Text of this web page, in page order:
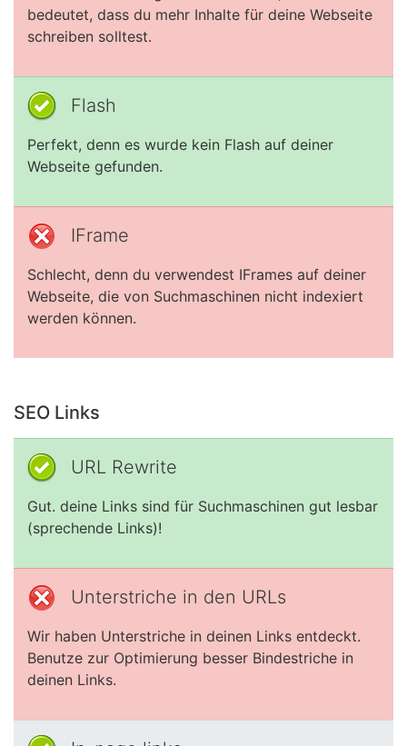
bedeutet, dass du mehr Inhalte für deine Webseite
schreiben solltest.
Flash
Perfekt, denn es wurde kein Flash auf deiner
Webseite gefunden.
IFrame
Schlecht, denn du verwendest IFrames auf deiner
Webseite, die von Suchmaschinen nicht indexiert
werden können.
SEO Links
URL Rewrite
Gut. deine Links sind für Suchmaschinen gut lesbar
(sprechende Links)!
Unterstriche in den URLs
Wir haben Unterstriche in deinen Links entdeckt.
Benutze zur Optimierung besser Bindestriche in
deinen Links.